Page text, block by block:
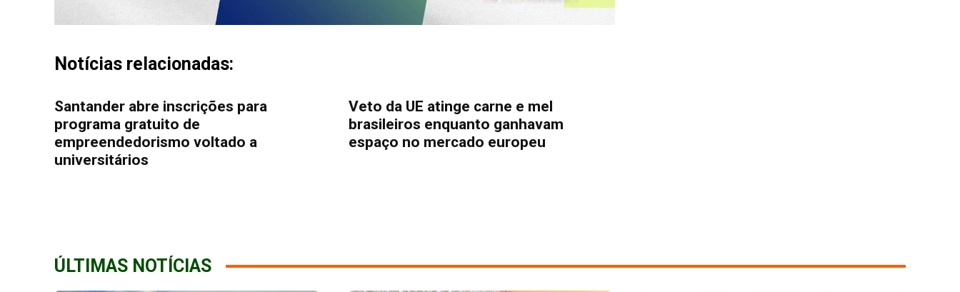
Notícias relacionadas:
Santander abre inscrições para
programa gratuito de
empreendedorismo voltado a
universitários
Veto da UE atinge carne e mel
brasileiros enquanto ganhavam
espaço no mercado europeu
ÚLTIMAS NOTÍCIAS